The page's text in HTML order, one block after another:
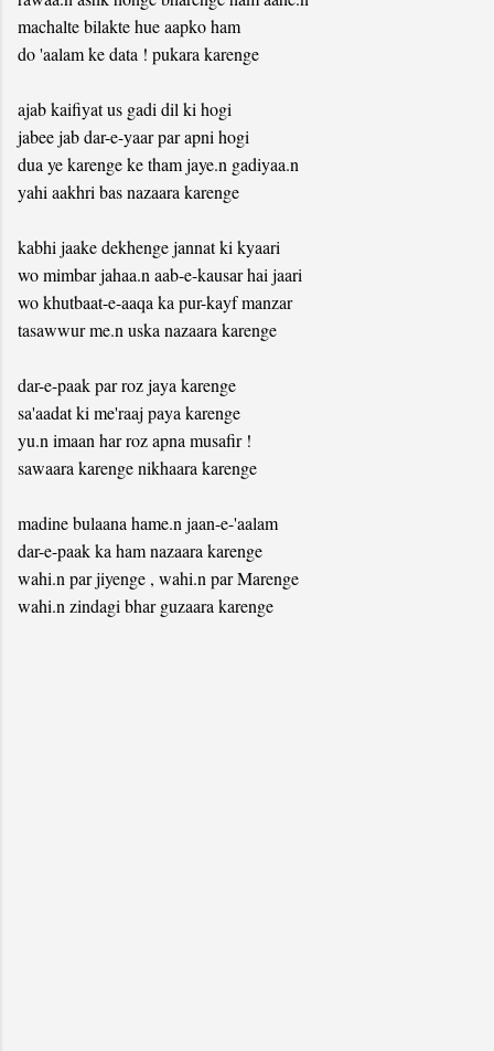
machalte bilakte hue aapko ham
do 'aalam ke data ! pukara karenge
ajab kaifiyat us gadi dil ki hogi
jabee jab dar-e-yaar par apni hogi
dua ye karenge ke tham jaye.n gadiyaa.n
yahi aakhri bas nazaara karenge
kabhi jaake dekhenge jannat ki kyaari
wo mimbar jahaa.n aab-e-kausar hai jaari
wo khutbaat-e-aaqa ka pur-kayf manzar
tasawwur me.n uska nazaara karenge
dar-e-paak par roz jaya karenge
sa'aadat ki me'raaj paya karenge
yu.n imaan har roz apna musafir !
sawaara karenge nikhaara karenge
madine bulaana hame.n jaan-e-'aalam
dar-e-paak ka ham nazaara karenge
wahi.n par jiyenge , wahi.n par Marenge
wahi.n zindagi bhar guzaara karenge